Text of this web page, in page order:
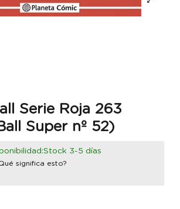
Serie Roja 263
Super nº 52)
3-5 días
significa esto?